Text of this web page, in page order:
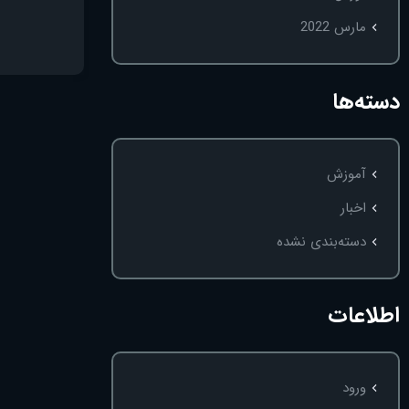
مارس 2022
دسته‌ها
آموزش
اخبار
دسته‌بندی نشده
اطلاعات
ورود